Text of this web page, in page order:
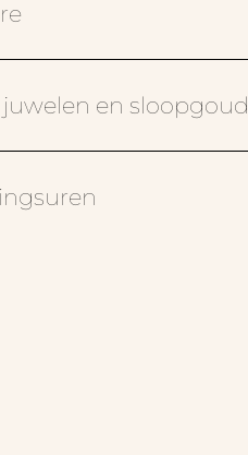
en sloopgoud